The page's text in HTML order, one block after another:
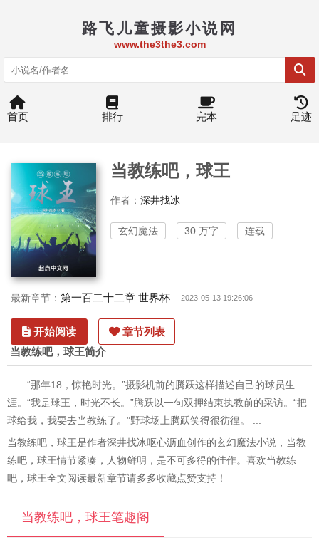
路飞儿童摄影小说网
www.the3the3.com
首页 排行 完本 足迹
当教练吧，球王
作者： 深井找冰
玄幻魔法 30 万字 连载
最新章节： 第一百二十二章 世界杯 2023-05-13 19:26:06
开始阅读 章节列表
当教练吧，球王简介
“那年18，惊艳时光。”摄影机前的腾跃这样描述自己的球员生
涯。“我是球王，时光不长。”腾跃以一句双押结束执教前的采访。“把
球给我，我要去当教练了。”野球场上腾跃笑得很彷徨。 ...
当教练吧，球王是作者深井找冰呕心沥血创作的玄幻魔法小说，当教
练吧，球王情节紧凑，人物鲜明，是不可多得的佳作。喜欢当教练
吧，球王全文阅读最新章节请多多收藏点赞支持！
当教练吧，球王笔趣阁